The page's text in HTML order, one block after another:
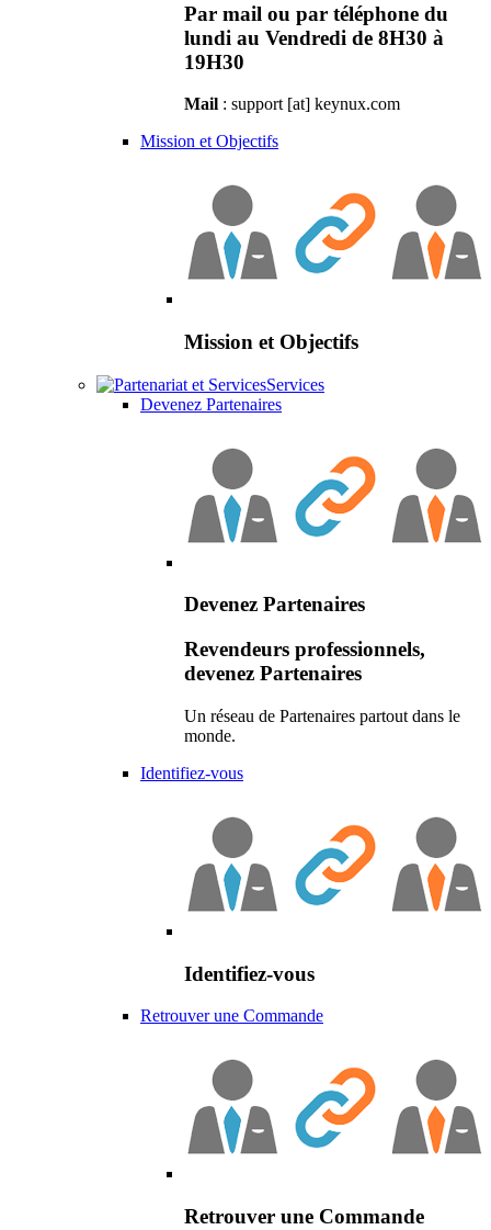
Par mail ou par téléphone du
lundi au Vendredi de 8H30 à
19H30
Mail : support [at] keynux.com
Mission et Objectifs
Mission et Objectifs
Services
Devenez Partenaires
Devenez Partenaires
Revendeurs professionnels,
devenez Partenaires
Un réseau de Partenaires partout dans le
monde.
Identifiez-vous
Identifiez-vous
Retrouver une Commande
Retrouver une Commande